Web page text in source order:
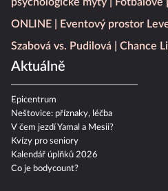
psychologické mýty
Fotbalové
ONLINE
Eventový prostor
Szabová vs. Pudilová
Chance
Aktuálně
Epicentrum
Neštovice: příznaky, léčba
V čem jezdí Yamal a Mesii?
Kvízy pro seniory
Kalendář úplňků 2026
Co je bodycount?